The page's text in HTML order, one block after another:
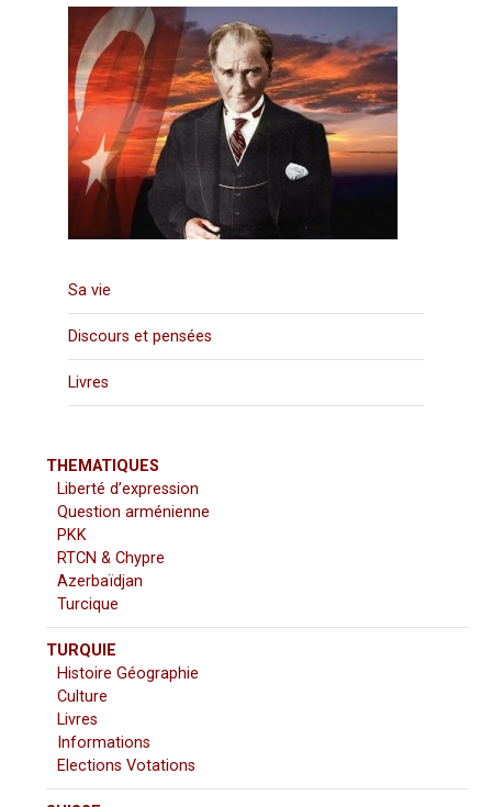
Sa vie
Discours et pensées
Livres
THEMATIQUES
Liberté d’expression
Question arménienne
PKK
RTCN & Chypre
Azerbaïdjan
Turcique
TURQUIE
Histoire Géographie
Culture
Livres
Informations
Elections Votations